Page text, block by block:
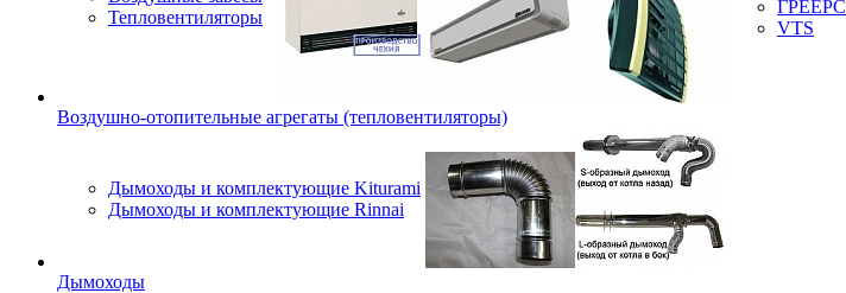
Тепловентиляторы
ГРЕЕРС
VTS
Воздушно-отопительные агрегаты (тепловентиляторы)
Дымоходы и комплектующие Kiturami
Дымоходы и комплектующие Rinnai
Дымоходы